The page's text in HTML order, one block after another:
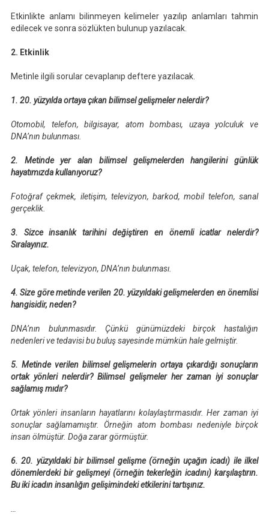
Etkinlikte anlamı bilinmeyen kelimeler yazılıp anlamları tahmin
edilecek ve sonra sözlükten bulunup yazılacak.
2. Etkinlik
Metinle ilgili sorular cevaplanıp deftere yazılacak.
1. 20. yüzyılda ortaya çıkan bilimsel gelişmeler nelerdir?
Otomobil, telefon, bilgisayar, atom bombası, uzaya yolculuk ve
DNA’nın bulunması.
2. Metinde yer alan bilimsel gelişmelerden hangilerini günlük
hayatımızda kullanıyoruz?
Fotoğraf çekmek, iletişim, televizyon, barkod, mobil telefon, sanal
gerçeklik.
3. Sizce insanlık tarihini değiştiren en önemli icatlar nelerdir?
Sıralayınız.
Uçak, telefon, televizyon, DNA’nın bulunması.
4. Size göre metinde verilen 20. yüzyıldaki gelişmelerden en önemlisi
hangisidir, neden?
DNA’nın bulunmasıdır. Çünkü günümüzdeki birçok hastalığın
nedenleri ve tedavisi bu buluş sayesinde mümkün hale gelmiştir.
5. Metinde verilen bilimsel gelişmelerin ortaya çıkardığı sonuçların
ortak yönleri nelerdir? Bilimsel gelişmeler her zaman iyi sonuçlar
sağlamış mıdır?
Ortak yönleri insanların hayatlarını kolaylaştırmasıdır. Her zaman iyi
sonuçlar sağlamamıştır. Örneğin atom bombası nedeniyle birçok
insan ölmüştür. Doğa zarar görmüştür.
6. 20. yüzyıldaki bir bilimsel gelişme (örneğin uçağın icadı) ile ilkel
dönemlerdeki bir gelişmeyi (örneğin tekerleğin icadını) karşılaştırın.
Bu iki icadın insanlığın gelişimindeki etkilerini tartışınız.